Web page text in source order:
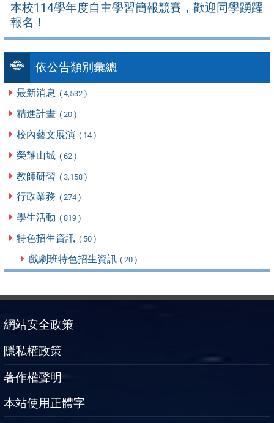
本校114學年度自主學習簡報競賽，歡迎同學踴躍
報名！
依公告類別彙總
最新消息 ( 4,532 )
精進計畫 ( 20 )
校內藝文展演 ( 14 )
榮耀山城 ( 62 )
教師研習 ( 3,158 )
行政業務 ( 274 )
學生活動 ( 819 )
特色招生資訊 ( 50 )
戲劇班特色招生資訊 ( 20 )
網站安全政策
隱私權政策
著作權聲明
本站使用正體字